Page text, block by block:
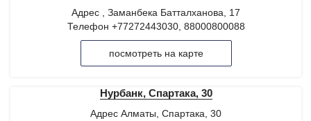
Адрес , Заманбека Батталханова, 17
Телефон +77272443030, 88000800088
посмотреть на карте
Нурбанк, Спартака, 30
Адрес Алматы, Спартака, 30